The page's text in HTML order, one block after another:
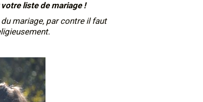
liste de mariage !
du mariage, par contre il faut